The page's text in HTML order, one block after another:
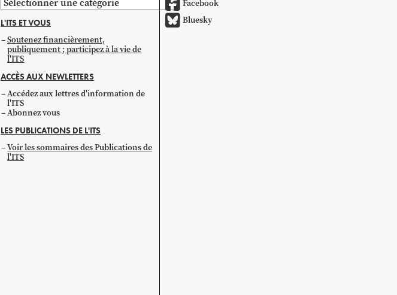
par
catégorie
L'ITS ET VOUS
Soutenez financièrement,
publiquement ; participez à la vie de
l'ITS
ACCÈS AUX NEWLETTERS
Accédez aux lettres d'information de
l'ITS
Abonnez vous
LES PUBLICATIONS DE L'ITS
Voir les sommaires des Publications de
l'ITS
Facebook
Bluesky